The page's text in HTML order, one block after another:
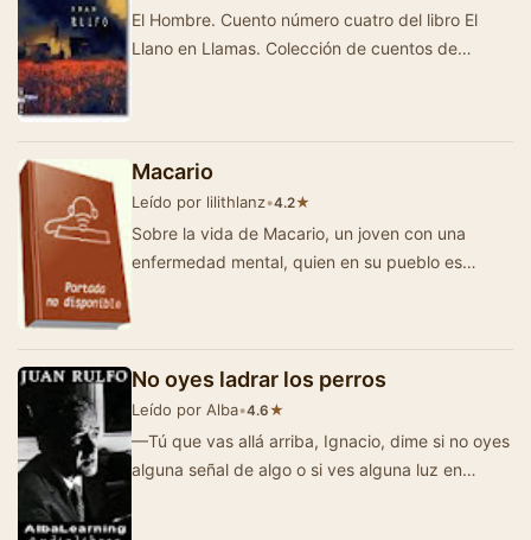
El Hombre. Cuento número cuatro del libro El
Llano en Llamas. Colección de cuentos de
Macario
Leído por lilithlanz•4.2★
Sobre la vida de Macario, un joven con una
enfermedad mental, quien en su pueblo es
No oyes ladrar los perros
Leído por Alba•4.6★
—Tú que vas allá arriba, Ignacio, dime si no oyes
alguna señal de algo o si ves alguna luz en